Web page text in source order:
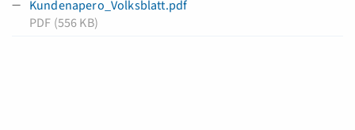
Kundenapero_Volksblatt.pdf
PDF (556 KB)